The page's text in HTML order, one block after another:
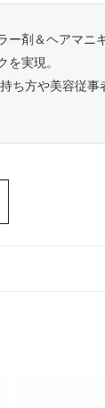
剤＆ヘアマニ
実現。
ち方や美容従事